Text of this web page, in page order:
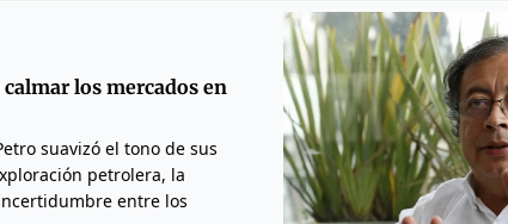
los mercados en
suavizó el tono de sus
petrolera, la
entre los